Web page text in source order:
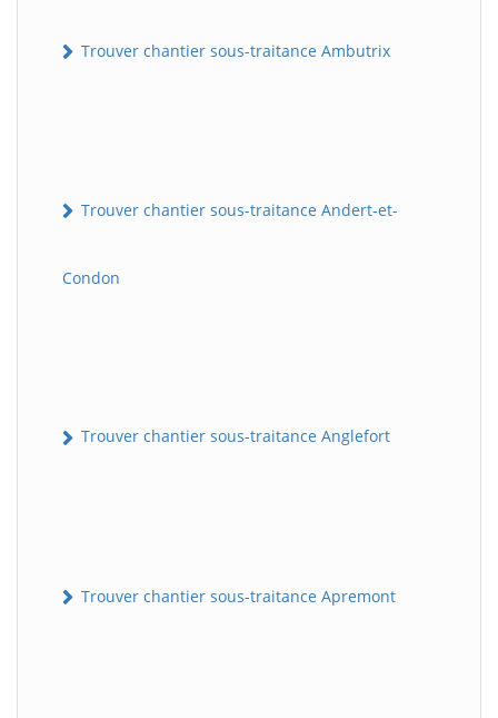
Trouver chantier sous-traitance Ambutrix
Trouver chantier sous-traitance Andert-et-
Condon
Trouver chantier sous-traitance Anglefort
Trouver chantier sous-traitance Apremont